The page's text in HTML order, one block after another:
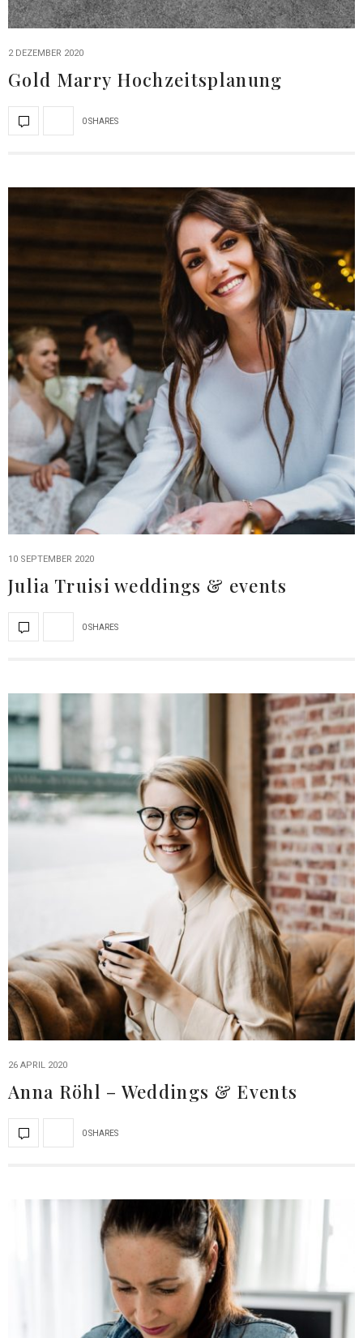
2 DEZEMBER 2020
Gold Marry Hochzeitsplanung
0 SHARES
10 SEPTEMBER 2020
Julia Truisi weddings & events
0 SHARES
26 APRIL 2020
Anna Röhl – Weddings & Events
0 SHARES